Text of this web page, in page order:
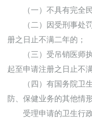
（一）不具有完全民
（二）因受刑事处罚
册之日止不满二年的；
（三）受吊销医师执
起至申请注册之日止不
（四）有国务院卫生
防、保健业务的其他情形
受理申请的卫生行政